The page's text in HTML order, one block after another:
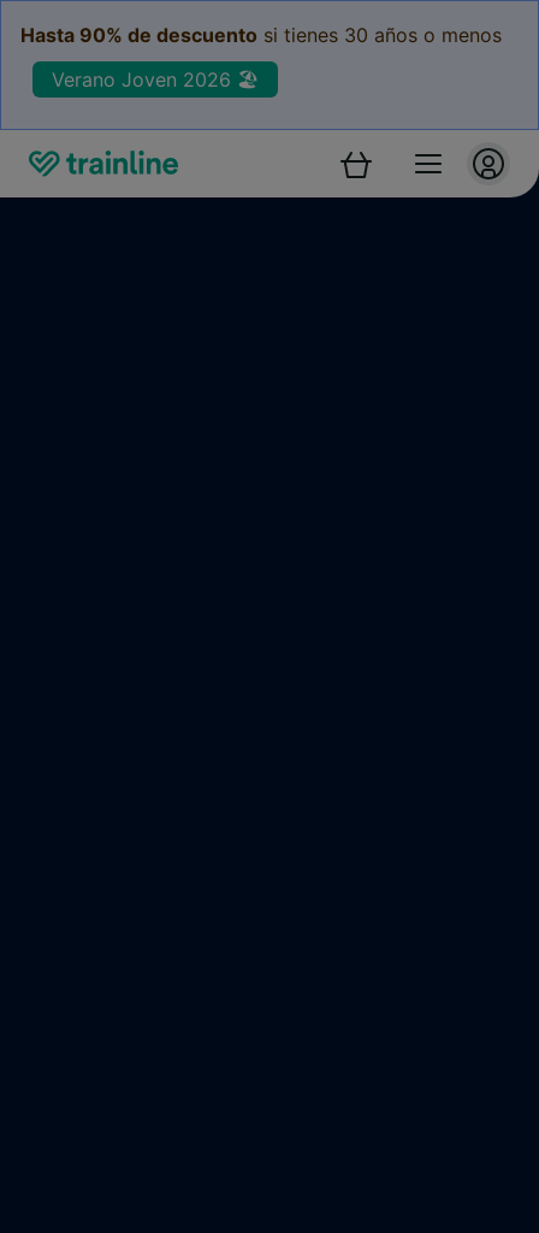
Hasta 90% de descuento si tienes 30 años o menos
Verano Joven 2026 🏖️